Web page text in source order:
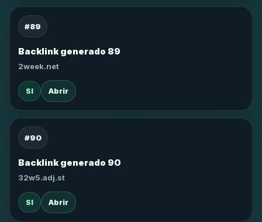
#89
Backlink generado 89
2week.net
SI Abrir
#90
Backlink generado 90
32w5.adj.st
SI Abrir